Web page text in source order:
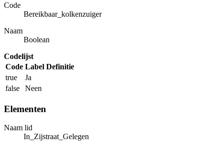
Code
Bereikbaar_kolkenzuiger
Naam
Boolean
Codelijst
Code Label Definitie
true
Ja
false
Neen
Elementen
Naam lid
In_Zijstraat_Gelegen